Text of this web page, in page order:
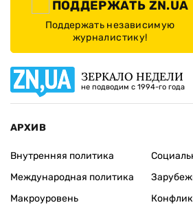
ПОДДЕРЖАТЬ ZN.UA
Поддержать независимую
журналистику!
ЗЕРКАЛО НЕДЕЛИ
не подводим с 1994-го года
АРХИВ
Внутренняя политика
Международная политика
Макроуровень